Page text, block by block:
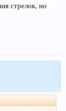
стрелок, но